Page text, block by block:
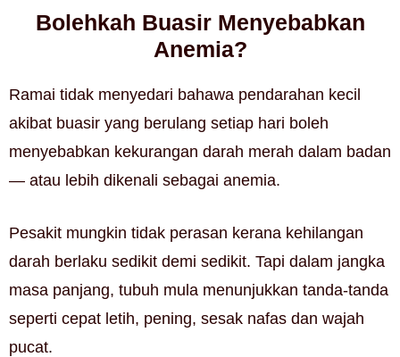
Bolehkah Buasir Menyebabkan
Anemia?
Ramai tidak menyedari bahawa pendarahan kecil
akibat buasir yang berulang setiap hari boleh
menyebabkan kekurangan darah merah dalam badan
— atau lebih dikenali sebagai anemia.
Pesakit mungkin tidak perasan kerana kehilangan
darah berlaku sedikit demi sedikit. Tapi dalam jangka
masa panjang, tubuh mula menunjukkan tanda-tanda
seperti cepat letih, pening, sesak nafas dan wajah
pucat.